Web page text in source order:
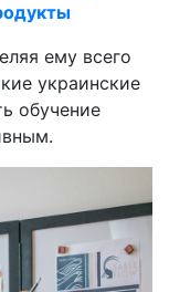
ему всего
украинские
обучение